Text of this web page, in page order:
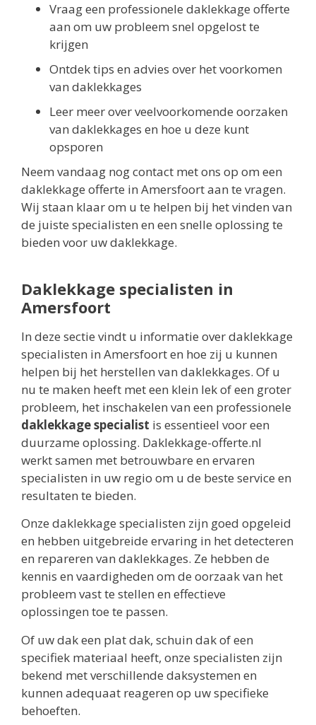
Vraag een professionele daklekkage offerte
aan om uw probleem snel opgelost te
krijgen
Ontdek tips en advies over het voorkomen
van daklekkages
Leer meer over veelvoorkomende oorzaken
van daklekkages en hoe u deze kunt
opsporen
Neem vandaag nog contact met ons op om een
daklekkage offerte in Amersfoort aan te vragen.
Wij staan klaar om u te helpen bij het vinden van
de juiste specialisten en een snelle oplossing te
bieden voor uw daklekkage.
Daklekkage specialisten in
Amersfoort
In deze sectie vindt u informatie over daklekkage
specialisten in Amersfoort en hoe zij u kunnen
helpen bij het herstellen van daklekkages. Of u
nu te maken heeft met een klein lek of een groter
probleem, het inschakelen van een professionele
daklekkage specialist is essentieel voor een
duurzame oplossing. Daklekkage-offerte.nl
werkt samen met betrouwbare en ervaren
specialisten in uw regio om u de beste service en
resultaten te bieden.
Onze daklekkage specialisten zijn goed opgeleid
en hebben uitgebreide ervaring in het detecteren
en repareren van daklekkages. Ze hebben de
kennis en vaardigheden om de oorzaak van het
probleem vast te stellen en effectieve
oplossingen toe te passen.
Of uw dak een plat dak, schuin dak of een
specifiek materiaal heeft, onze specialisten zijn
bekend met verschillende daksystemen en
kunnen adequaat reageren op uw specifieke
behoeften.